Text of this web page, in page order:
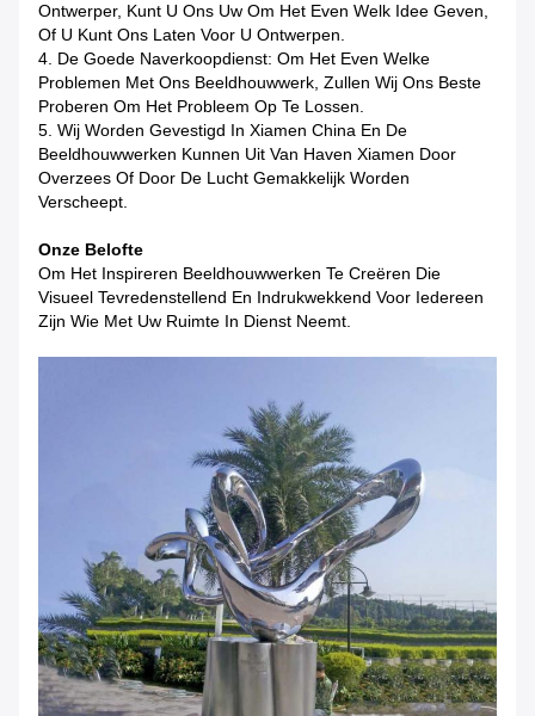
Ontwerper, Kunt U Ons Uw Om Het Even Welk Idee Geven,
Of U Kunt Ons Laten Voor U Ontwerpen.
4. De Goede Naverkoopdienst: Om Het Even Welke
Problemen Met Ons Beeldhouwwerk, Zullen Wij Ons Beste
Proberen Om Het Probleem Op Te Lossen.
5. Wij Worden Gevestigd In Xiamen China En De
Beeldhouwwerken Kunnen Uit Van Haven Xiamen Door
Overzees Of Door De Lucht Gemakkelijk Worden
Verscheept.
Onze Belofte
Om Het Inspireren Beeldhouwwerken Te Creëren Die
Visueel Tevredenstellend En Indrukwekkend Voor Iedereen
Zijn Wie Met Uw Ruimte In Dienst Neemt.